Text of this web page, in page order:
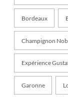
Bordeaux
Champignon
Expérience
Garonne